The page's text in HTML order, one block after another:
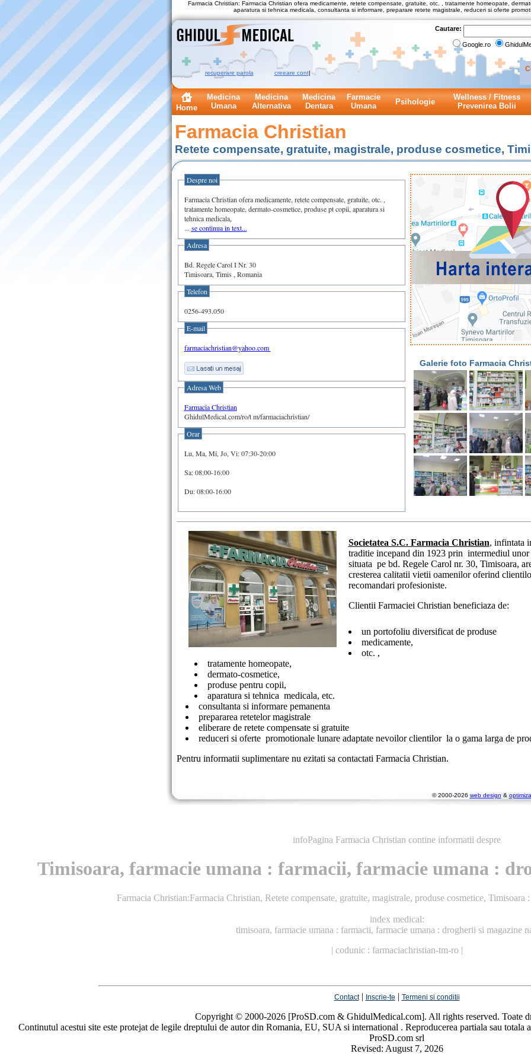
Farmacia Christian: Farmacia Christian ofera medicamente, retete compensate, gratuite, otc. , tratamente homeopate,
aparatura si tehnica medicala, consultanta si informare, preparare retete magistrale, reduceri si oferte
Cautare:
Google.ro
recuperare parola |
creeare cont
Home
Medicina
Umana
Medicina
Alternativa
Medicina
Dentara
Farmacie
Umana
Psihologie
Wellness / Fitness
Prevenirea Bolii
Farmacia Christian
Retete compensate, gratuite, magistrale, produse cosmetice,
Despre noi
Farmacia Christian ofera medicamente, retete compensate, gratuite, otc. ,
tratamente homeopate, dermato-cosmetice, produse pt copii, aparatura si
tehnica medicala,
... se continua in text...
Adresa
Bd. Regele Carol I Nr. 30
Timisoara, Timis , Romania
Telefon
0256-493.050
E-mail
farmaciachristian@yahoo.com
Adresa Web
Farmacia Christian
GhidulMedical.com/ro/t m/farmaciachristian/
Orar
Lu, Ma, Mi, Jo, Vi: 07:30-20:00
Sa: 08:00-16:00
Du: 08:00-16:00
Galerie foto Farmacia
Societatea S.C. Farmacia Christian, infintata
traditie incepand din 1923 prin intermediul unor
situata pe bd. Regele Carol nr. 30, Timisoara,
cresterea calitatii vietii oamenilor oferind
recomandari profesioniste.
Clientii Farmaciei Christian beneficiaza de:
un portofoliu diversificat de produse
medicamente,
otc. ,
tratamente homeopate,
dermato-cosmetice,
produse pentru copii,
aparatura si tehnica medicala, etc.
consultanta si informare pemanenta
prepararea retetelor magistrale
eliberare de retete compensate si gratuite
reduceri si oferte promotionale lunare adaptate nevoilor clientilor la o gama larga de
Pentru informatii suplimentare nu ezitati sa contactati Farmacia Christian.
© 2000-2026 web design &
infoPagina Farmacia Christian contine informatii despre
Timisoara, farmacie umana : farmacii, farmacie umana :
Farmacia Christian:Farmacia Christian, Retete compensate, gratuite, magistrale, produse cosmetice,
index medical:
timisoara, farmacie umana : farmacii, farmacie umana : drogherii si magazine
| codunic : farmaciachristian-tm-ro |
Contact| Inscrie-te | Termeni si conditii
Copyright © 2000-2026 [ProSD.com & GhidulMedical.com]. All rights reserved. Toate
Continutul acestui site este protejat de legile dreptului de autor din Romania, EU, SUA si international . Reproducerea partiala sau totala
ProSD.com srl
Revised: August 7, 2026